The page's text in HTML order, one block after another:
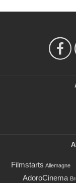
Filmstarts Allemagne
AdoroCinema